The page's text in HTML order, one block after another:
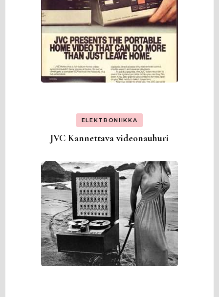
ELEKTRONIIKKA
JVC Kannettava videonauhuri